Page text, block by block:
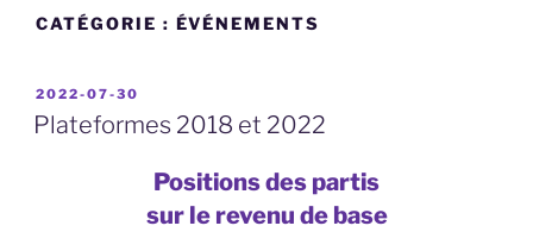
CATÉGORIE : ÉVÉNEMENTS
PUBLIÉ
LE
2022-07-30
Plateformes 2018 et 2022
Positions des partis
sur le revenu de base